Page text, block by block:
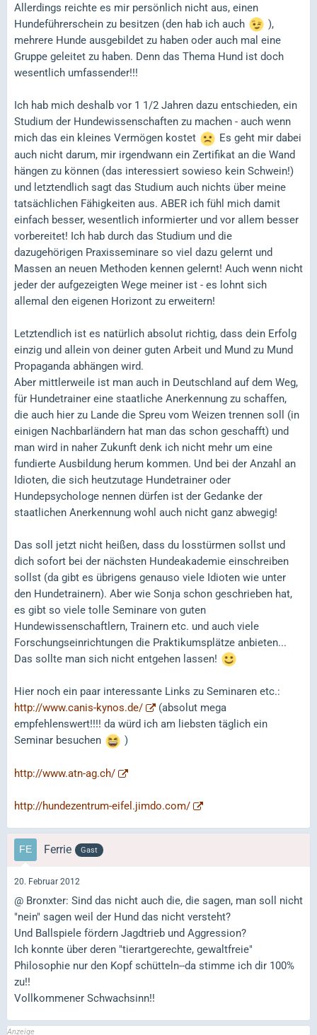
Allerdings reichte es mir persönlich nicht aus, einen
Hundeführerschein zu besitzen (den hab ich auch
),
mehrere Hunde ausgebildet zu haben oder auch mal eine
Gruppe geleitet zu haben. Denn das Thema Hund ist doch
wesentlich umfassender!!!
Ich hab mich deshalb vor 1 1/2 Jahren dazu entschieden, ein
Studium der Hundewissenschaften zu machen - auch wenn
mich das ein kleines Vermögen kostet
Es geht mir dabei
auch nicht darum, mir irgendwann ein Zertifikat an die Wand
hängen zu können (das interessiert sowieso kein Schwein!)
und letztendlich sagt das Studium auch nichts über meine
tatsächlichen Fähigkeiten aus. ABER ich fühl mich damit
einfach besser, wesentlich informierter und vor allem besser
vorbereitet! Ich hab durch das Studium und die
dazugehörigen Praxisseminare so viel dazu gelernt und
Massen an neuen Methoden kennen gelernt! Auch wenn nicht
jeder der aufgezeigten Wege meiner ist - es lohnt sich
allemal den eigenen Horizont zu erweitern!
Letztendlich ist es natürlich absolut richtig, dass dein Erfolg
einzig und allein von deiner guten Arbeit und Mund zu Mund
Propaganda abhängen wird.
Aber mittlerweile ist man auch in Deutschland auf dem Weg,
für Hundetrainer eine staatliche Anerkennung zu schaffen,
die auch hier zu Lande die Spreu vom Weizen trennen soll (in
einigen Nachbarländern hat man das schon geschafft) und
man wird in naher Zukunft denk ich nicht mehr um eine
fundierte Ausbildung herum kommen. Und bei der Anzahl an
Idioten, die sich heutzutage Hundetrainer oder
Hundepsychologe nennen dürfen ist der Gedanke der
staatlichen Anerkennung wohl auch nicht ganz abwegig!
Das soll jetzt nicht heißen, dass du losstürmen sollst und
dich sofort bei der nächsten Hundeakademie einschreiben
sollst (da gibt es übrigens genauso viele Idioten wie unter
den Hundetrainern). Aber wie Sonja schon geschrieben hat,
es gibt so viele tolle Seminare von guten
Hundewissenschaftlern, Trainern etc. und auch viele
Forschungseinrichtungen die Praktikumsplätze anbieten...
Das sollte man sich nicht entgehen lassen!
Hier noch ein paar interessante Links zu Seminaren etc.:
http://www.canis-kynos.de/
(absolut mega
empfehlenswert!!!! da würd ich am liebsten täglich ein
Seminar besuchen
)
http://www.atn-ag.ch/
http://hundezentrum-eifel.jimdo.com/
Ferrie Gast
20. Februar 2012
@ Bronxter: Sind das nicht auch die, die sagen, man soll nicht
"nein" sagen weil der Hund das nicht versteht?
Und Ballspiele fördern Jagdtrieb und Aggression?
Ich konnte über deren "tierartgerechte, gewaltfreie"
Philosophie nur den Kopf schütteln--da stimme ich dir 100%
zu!!
Vollkommener Schwachsinn!!